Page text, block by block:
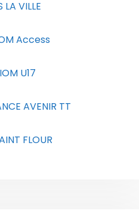
VILLE
Access
U17
AVENIR TT
FLOUR